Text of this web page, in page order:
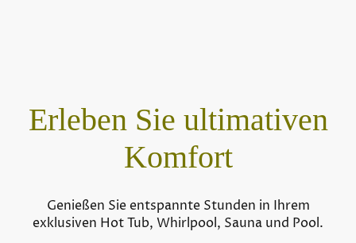
Erleben Sie ultimativen
Komfort
Genießen Sie entspannte Stunden in Ihrem
exklusiven Hot Tub, Whirlpool, Sauna und Pool.